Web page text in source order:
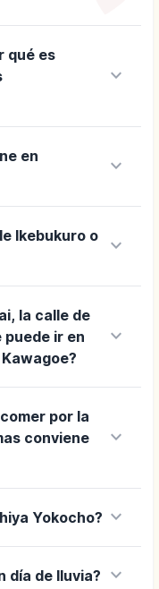
qué es
keyboard_arrow_down
en
keyboard_arrow_down
Ikebukuro o
keyboard_arrow_down
la calle de
puede ir en
keyboard_arrow_down
por la
conviene
keyboard_arrow_down
Yokocho? keyboard_arrow_down
día de lluvia? keyboard_arrow_down